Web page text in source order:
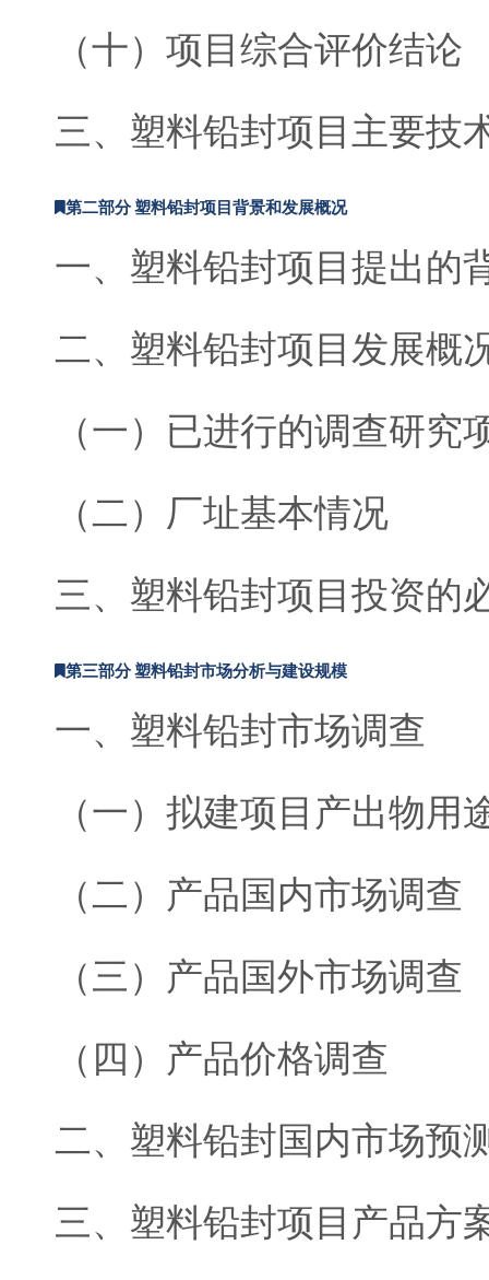
（十）项目综合评价结论
三、塑料铅封项目主要技
第二部分 塑料铅封项目背景和发展概况
一、塑料铅封项目提出的
二、塑料铅封项目发展概
（一）已进行的调查研究
（二）厂址基本情况
三、塑料铅封项目投资的
第三部分 塑料铅封市场分析与建设规模
一、塑料铅封市场调查
（一）拟建项目产出物用
（二）产品国内市场调查
（三）产品国外市场调查
（四）产品价格调查
二、塑料铅封国内市场预
三、塑料铅封项目产品方